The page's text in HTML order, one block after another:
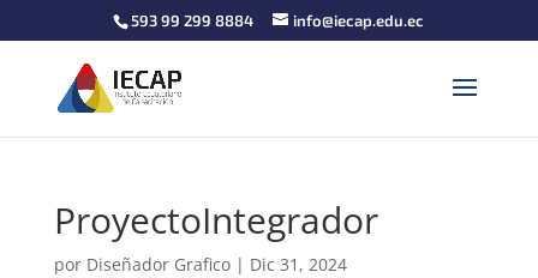
593 99 299 8884 info@iecap.edu.ec
ProyectoIntegrador
por Diseñador Grafico| Dic 31, 2024